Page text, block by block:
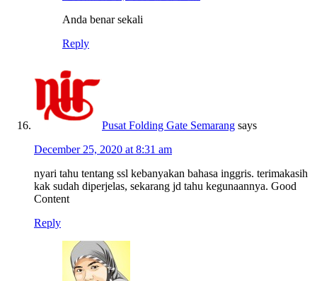
Anda benar sekali
Reply
Pusat Folding Gate Semarang says
December 25, 2020 at 8:31 am
nyari tahu tentang ssl kebanyakan bahasa inggris. terimakasih
kak sudah diperjelas, sekarang jd tahu kegunaannya. Good
Content
Reply